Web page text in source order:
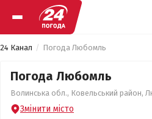
24 Канал Погода Любомль
Погода Любомль
Волинська обл., Ковельський район,
Змінити місто